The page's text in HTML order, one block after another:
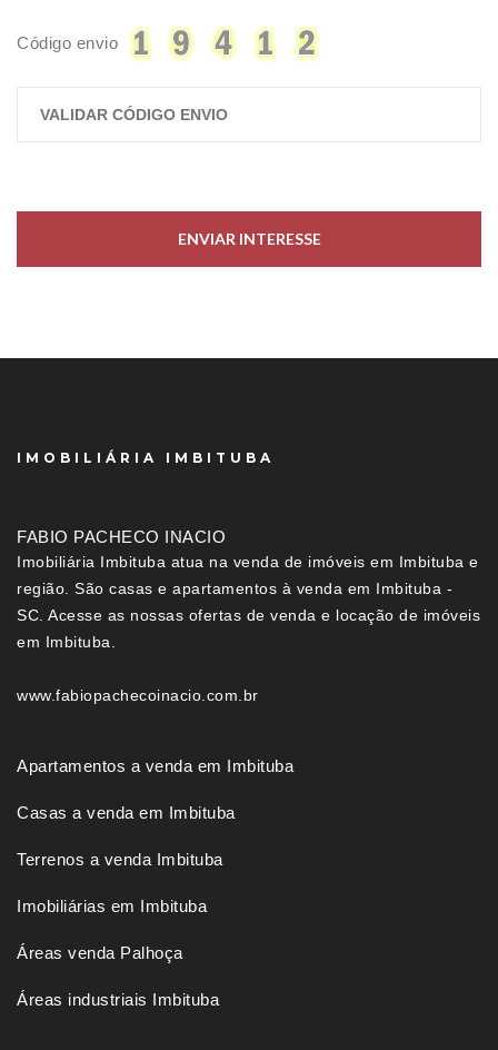
Código envio
ENVIAR INTERESSE
IMOBILIÁRIA IMBITUBA
FABIO PACHECO INACIO
Imobiliária Imbituba atua na venda de imóveis em Imbituba e
região. São casas e apartamentos à venda em Imbituba -
SC. Acesse as nossas ofertas de venda e locação de imóveis
em Imbituba.
www.fabiopachecoinacio.com.br
Apartamentos a venda em Imbituba
Casas a venda em Imbituba
Terrenos a venda Imbituba
Imobiliárias em Imbituba
Áreas venda Palhoça
Áreas industriais Imbituba